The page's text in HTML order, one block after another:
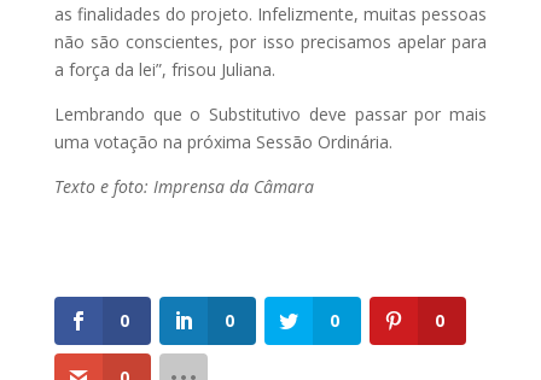
as finalidades do projeto. Infelizmente, muitas pessoas
não são conscientes, por isso precisamos apelar para
a força da lei”, frisou Juliana.
Lembrando que o Substitutivo deve passar por mais
uma votação na próxima Sessão Ordinária.
Texto e foto: Imprensa da Câmara
0 0 0 0